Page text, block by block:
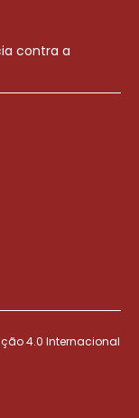
contra a
4.0 Internacional